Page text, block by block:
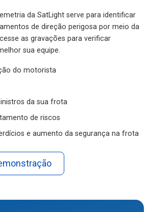
da SatLight serve para identificar
de direção perigosa por meio da
as gravações para verificar
sua equipe.
do motorista
da sua frota
de riscos
e aumento da segurança na frota